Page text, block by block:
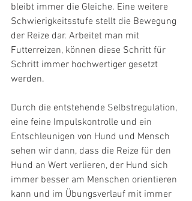
bleibt immer die Gleiche. Eine weitere
Schwierigkeitsstufe stellt die Bewegung
der Reize dar. Arbeitet man mit
Futterreizen, können diese Schritt für
Schritt immer hochwertiger gesetzt
werden.
Durch die entstehende Selbstregulation,
eine feine Impulskontrolle und ein
Entschleunigen von Hund und Mensch
sehen wir dann, dass die Reize für den
Hund an Wert verlieren, der Hund sich
immer besser am Menschen orientieren
kann und im Übungsverlauf mit immer